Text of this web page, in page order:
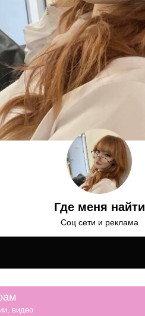
Где меня найти
Соц сети и реклама
видео